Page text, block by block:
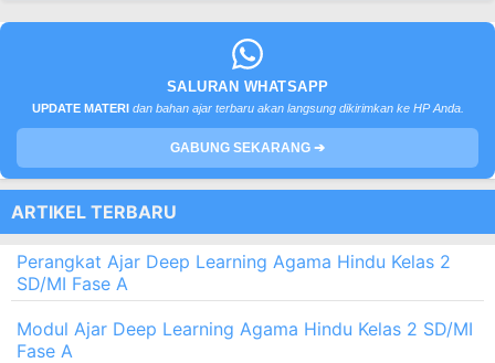
SALURAN WHATSAPP
UPDATE MATERI dan bahan ajar terbaru akan langsung dikirimkan ke HP Anda.
GABUNG SEKARANG ➔
ARTIKEL TERBARU
Perangkat Ajar Deep Learning Agama Hindu Kelas 2
SD/MI Fase A
Modul Ajar Deep Learning Agama Hindu Kelas 2 SD/MI
Fase A